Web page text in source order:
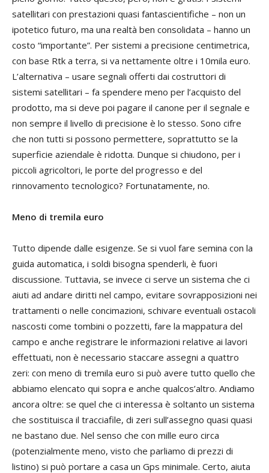
satellitari con prestazioni quasi fantascientifiche – non un
ipotetico futuro, ma una realtà ben consolidata – hanno un
costo “importante”. Per sistemi a precisione centimetrica,
con base Rtk a terra, si va nettamente oltre i 10mila euro.
L’alternativa – usare segnali offerti dai costruttori di
sistemi satellitari – fa spendere meno per l’acquisto del
prodotto, ma si deve poi pagare il canone per il segnale e
non sempre il livello di precisione è lo stesso. Sono cifre
che non tutti si possono permettere, soprattutto se la
superficie aziendale è ridotta. Dunque si chiudono, per i
piccoli agricoltori, le porte del progresso e del
rinnovamento tecnologico? Fortunatamente, no.
Meno di tremila euro
Tutto dipende dalle esigenze. Se si vuol fare semina con la
guida automatica, i soldi bisogna spenderli, è fuori
discussione. Tuttavia, se invece ci serve un sistema che ci
aiuti ad andare diritti nel campo, evitare sovrapposizioni nei
trattamenti o nelle concimazioni, schivare eventuali ostacoli
nascosti come tombini o pozzetti, fare la mappatura del
campo e anche registrare le informazioni relative ai lavori
effettuati, non è necessario staccare assegni a quattro
zeri: con meno di tremila euro si può avere tutto quello che
abbiamo elencato qui sopra e anche qualcos’altro. Andiamo
ancora oltre: se quel che ci interessa è soltanto un sistema
che sostituisca il tracciafile, di zeri sull’assegno quasi quasi
ne bastano due. Nel senso che con mille euro circa
(potenzialmente meno, visto che parliamo di prezzi di
listino) si può portare a casa un Gps minimale. Certo, aiuta